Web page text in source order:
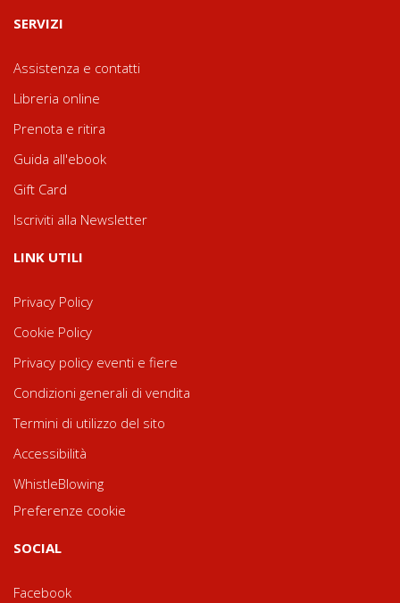
SERVIZI
Assistenza e contatti
Libreria online
Prenota e ritira
Guida all'ebook
Gift Card
Iscriviti alla Newsletter
LINK UTILI
Privacy Policy
Cookie Policy
Privacy policy eventi e fiere
Condizioni generali di vendita
Termini di utilizzo del sito
Accessibilità
WhistleBlowing
Preferenze cookie
SOCIAL
Facebook